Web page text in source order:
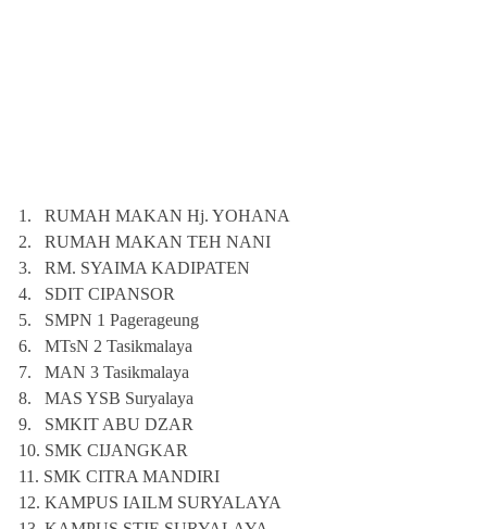
1.
RUMAH MAKAN Hj. YOHANA
2.
RUMAH MAKAN TEH NANI
3.
RM. SYAIMA KADIPATEN
4.
SDIT CIPANSOR
5.
SMPN 1 Pagerageung
6.
MTsN 2 Tasikmalaya
7.
MAN 3 Tasikmalaya
8.
MAS YSB Suryalaya
9.
SMKIT ABU DZAR
10. SMK CIJANGKAR
11. SMK CITRA MANDIRI
12. KAMPUS IAILM SURYALAYA